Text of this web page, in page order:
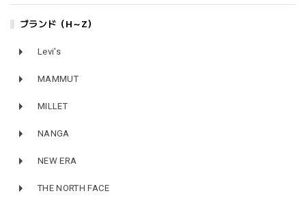
ブランド（H～Z）
Levi's
MAMMUT
MILLET
NANGA
NEW ERA
THE NORTH FACE